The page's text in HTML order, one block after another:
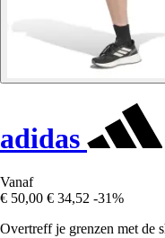
adidas
Vanaf
€ 50,00 € 34,52 -31%
Overtreff je grenzen met de